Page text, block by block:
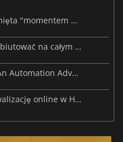
Premiera Nvidia DLSS 5, okrzyknięta "momentem GPT" dla przyszłości grafiki
AMD Ryzen 7 9850X3D ma zadebiutować na całym świecie 29 stycznia
Hogwarts Legacy i Oddsparks: An Automation Adventure są za darmo na Epicu
Nowa oferta pracy sugeruje rywalizację online w Hogwarts Legacy 2